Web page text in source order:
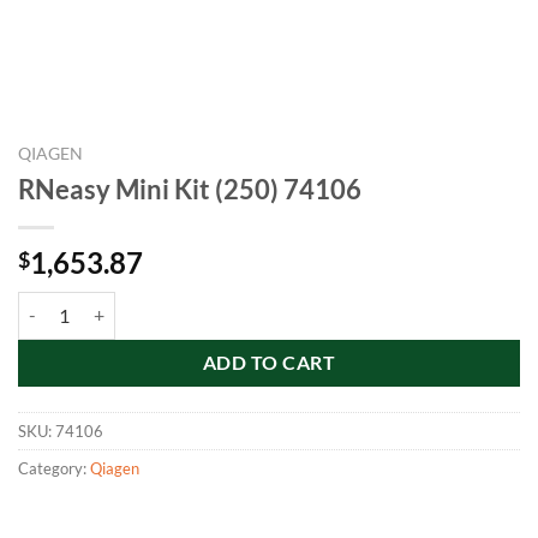
QIAGEN
RNeasy Mini Kit (250) 74106
$1,653.87
ADD TO CART
SKU:74106
Category:Qiagen